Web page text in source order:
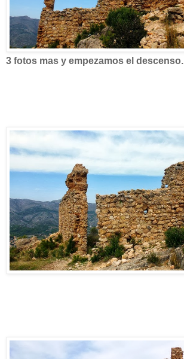
3 fotos mas y empezamos el descenso.